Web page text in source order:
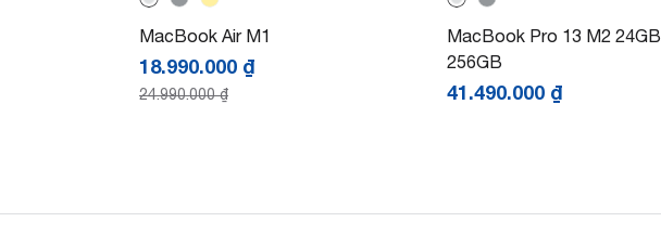
MacBook Air M1
18.990.000 ₫
24.990.000₫
MacBook Pro 13 M2 24GB
256GB
41.490.000 ₫